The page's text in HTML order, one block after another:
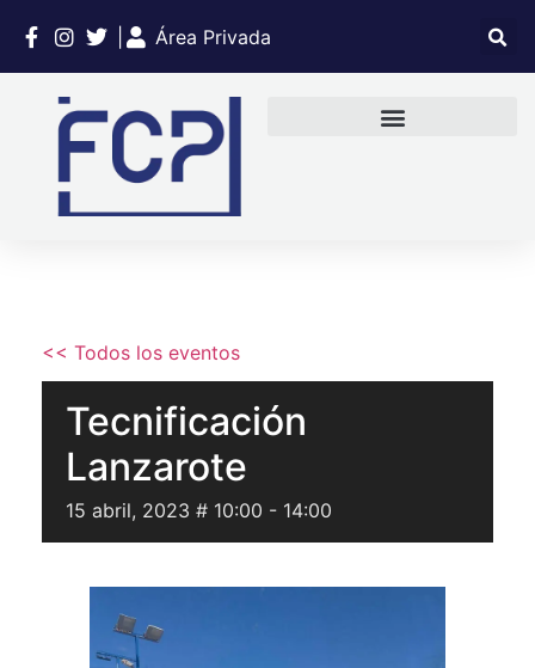
Área Privada
<< Todos los eventos
Tecnificación
Lanzarote
15 abril, 2023 # 10:00 - 14:00